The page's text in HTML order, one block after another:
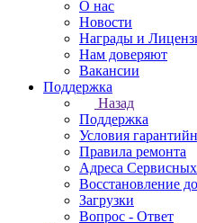
О нас
Новости
Награды и
Нам доверяют
Вакансии
Поддержка
Назад
Поддержка
Условия
Правила ремонта
Адреса
Восстановление
Загрузки
Вопрос - Ответ